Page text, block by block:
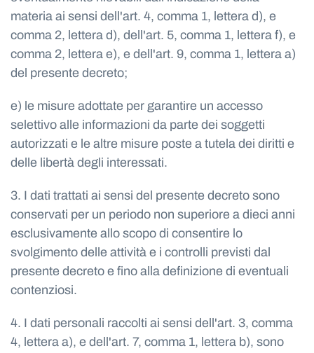
materia ai sensi dell'art. 4, comma 1, lettera d), e
comma 2, lettera d), dell'art. 5, comma 1, lettera f), e
comma 2, lettera e), e dell'art. 9, comma 1, lettera a)
del presente decreto;
e) le misure adottate per garantire un accesso
selettivo alle informazioni da parte dei soggetti
autorizzati e le altre misure poste a tutela dei diritti e
delle libertà degli interessati.
3. I dati trattati ai sensi del presente decreto sono
conservati per un periodo non superiore a dieci anni
esclusivamente allo scopo di consentire lo
svolgimento delle attività e i controlli previsti dal
presente decreto e fino alla definizione di eventuali
contenziosi.
4. I dati personali raccolti ai sensi dell'art. 3, comma
4, lettera a), e dell'art. 7, comma 1, lettera b), sono